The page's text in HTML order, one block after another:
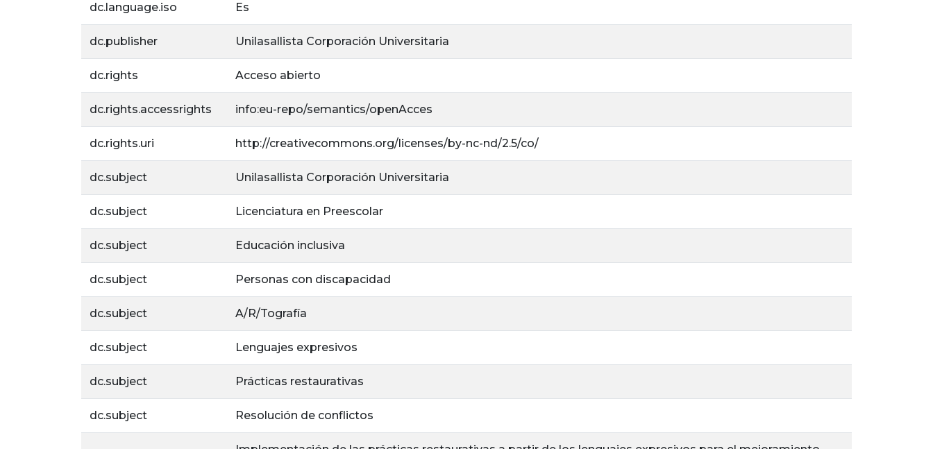
dc.language.iso Es
dc.publisher Unilasallista Corporación Universitaria
dc.rights Acceso abierto
dc.rights.accessrights info:eu-repo/semantics/openAcces
dc.rights.uri http://creativecommons.org/licenses/by-nc-nd/2.5/co/
dc.subject Unilasallista Corporación Universitaria
dc.subject Licenciatura en Preescolar
dc.subject Educación inclusiva
dc.subject Personas con discapacidad
dc.subject A/R/Tografía
dc.subject Lenguajes expresivos
dc.subject Prácticas restaurativas
dc.subject Resolución de conflictos